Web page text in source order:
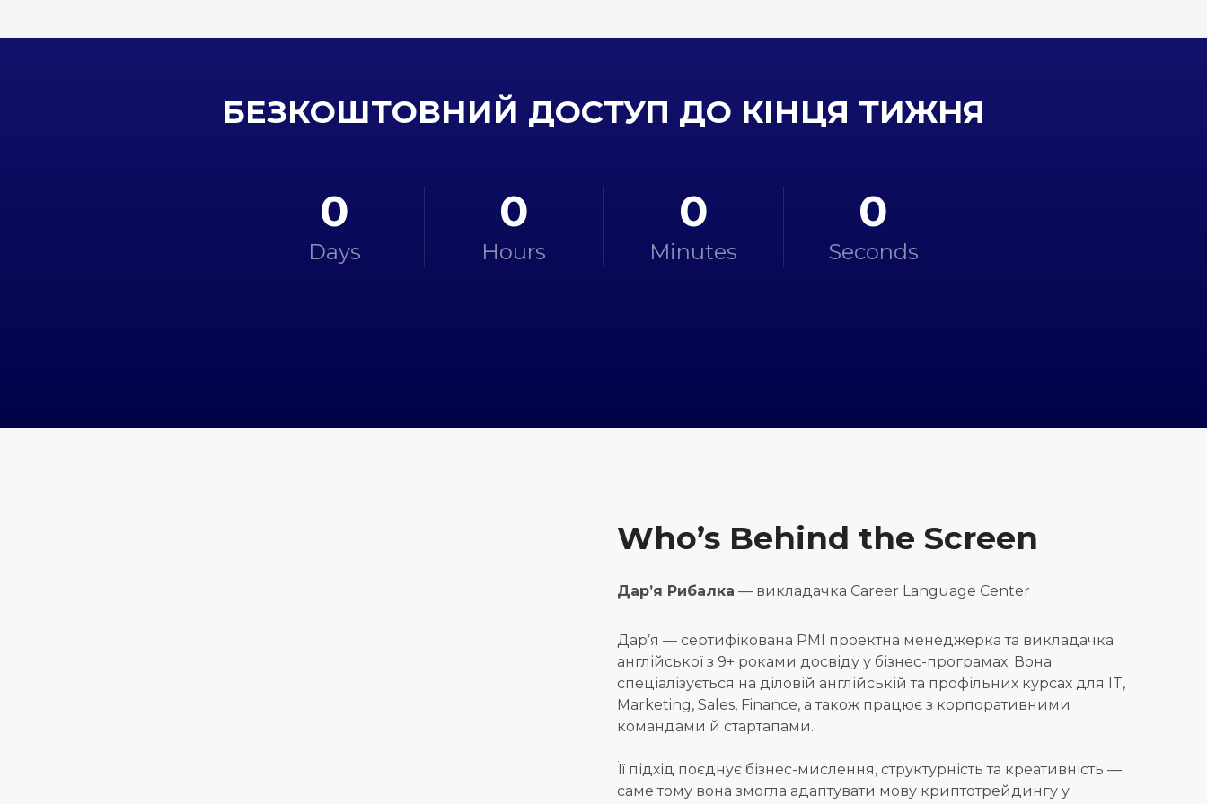
БЕЗКОШТОВНИЙ ДОСТУП ДО КІНЦЯ ТИЖНЯ
0
Days
0
Hours
0
Minutes
0
Seconds
Who’s Behind the Screen
Дар’я Рибалка — викладачка Career Language Center
Дар’я — сертифікована PMI проектна менеджерка та викладачка
англійської з 9+ роками досвіду у бізнес-програмах. Вона
спеціалізується на діловій англійській та профільних курсах для IT,
Marketing, Sales, Finance, а також працює з корпоративними
командами й стартапами.
Її підхід поєднує бізнес-мислення, структурність та креативність —
саме тому вона змогла адаптувати мову криптотрейдингу у